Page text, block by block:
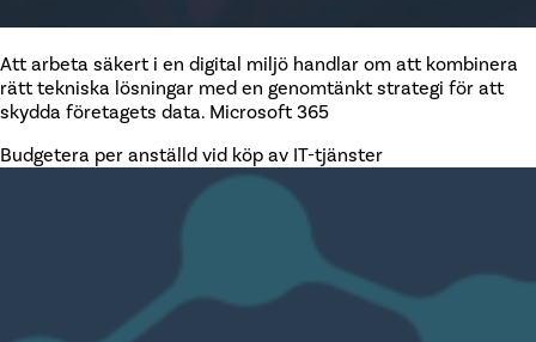
Att arbeta säkert i en digital miljö handlar om att kombinera
rätt tekniska lösningar med en genomtänkt strategi för att
skydda företagets data. Microsoft 365
Budgetera per anställd vid köp av IT-tjänster